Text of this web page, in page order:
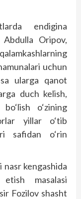
endigina
Abdulla Oripov,
uchun
ularga qanot
duch kelish,
o‘zining
yillar o‘tib
safidan o‘rin
nasr kengashida
masalasi
Fozilov shasht